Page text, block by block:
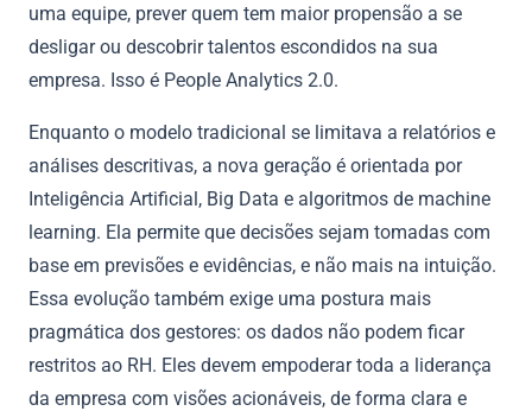
uma equipe, prever quem tem maior propensão a se
desligar ou descobrir talentos escondidos na sua
empresa. Isso é People Analytics 2.0.
Enquanto o modelo tradicional se limitava a relatórios e
análises descritivas, a nova geração é orientada por
Inteligência Artificial, Big Data e algoritmos de machine
learning. Ela permite que decisões sejam tomadas com
base em previsões e evidências, e não mais na intuição.
Essa evolução também exige uma postura mais
pragmática dos gestores: os dados não podem ficar
restritos ao RH. Eles devem empoderar toda a liderança
da empresa com visões acionáveis, de forma clara e